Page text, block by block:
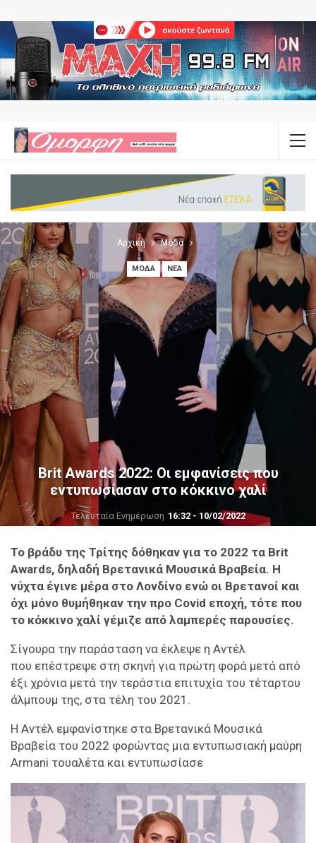
Αρχική Μόδα
ΜΌΔΑ ΝΈΑ
Brit Awards 2022: Οι εμφανίσεις που
εντυπωσίασαν στο κόκκινο χαλί
Τελευταία Ενημέρωση 16:32 - 10/02/2022
Το βράδυ της Τρίτης δόθηκαν για το 2022 τα Brit
Awards, δηλαδή Βρετανικά Μουσικά Βραβεία. Η
νύχτα έγινε μέρα στο Λονδίνο ενώ οι Βρετανοί και
όχι μόνο θυμήθηκαν την προ Covid εποχή, τότε που
το κόκκινο χαλί γέμιζε από λαμπερές παρουσίες.
Σίγουρα την παράσταση να έκλεψε η Αντέλ
που επέστρεψε στη σκηνή για πρώτη φορά μετά από
έξι χρόνια μετά την τεράστια επιτυχία του τέταρτου
άλμπουμ της, στα τέλη του 2021.
Η Αντέλ εμφανίστηκε στα Βρετανικά Μουσικά
Βραβεία του 2022 φορώντας μια εντυπωσιακή μαύρη
Armani τουαλέτα και εντυπωσίασε